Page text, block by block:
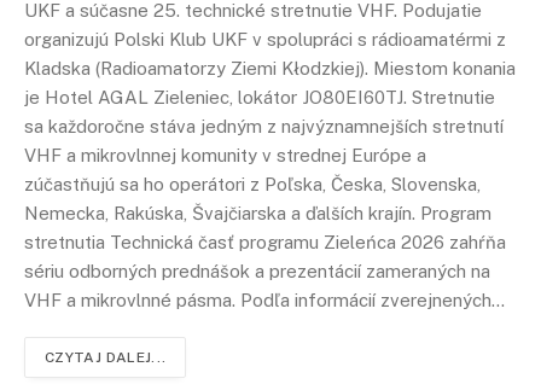
UKF a súčasne 25. technické stretnutie VHF. Podujatie
organizujú Polski Klub UKF v spolupráci s rádioamatérmi z
Kladska (Radioamatorzy Ziemi Kłodzkiej). Miestom konania
je Hotel AGAL Zieleniec, lokátor JO80EI60TJ. Stretnutie
sa každoročne stáva jedným z najvýznamnejších stretnutí
VHF a mikrovlnnej komunity v strednej Európe a
zúčastňujú sa ho operátori z Poľska, Česka, Slovenska,
Nemecka, Rakúska, Švajčiarska a ďalších krajín. Program
stretnutia Technická časť programu Zieleńca 2026 zahŕňa
sériu odborných prednášok a prezentácií zameraných na
VHF a mikrovlnné pásma. Podľa informácií zverejnených…
CZYTAJ DALEJ...